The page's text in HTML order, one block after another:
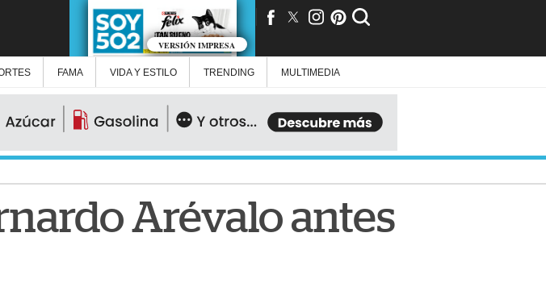
VERSIÓN IMPRESA
FAMA VIDA Y ESTILO TRENDING MULTIMEDIA
Arévalo antes